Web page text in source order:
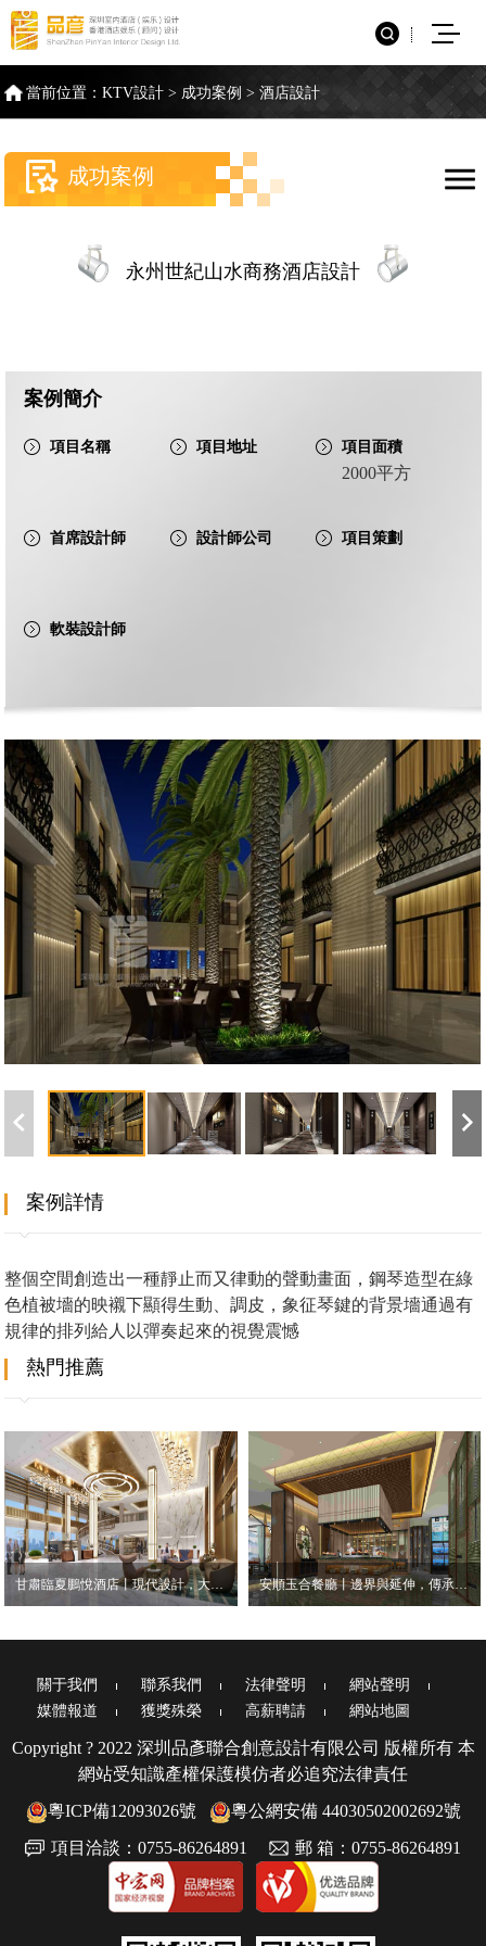
當前位置：KTV設計 > 成功案例 >酒店設計
成功案例
永州世紀山水商務酒店設計
案例簡介
項目名稱 項目地址 項目面積
2000平方
首席設計師 設計師公司 項目策劃
軟裝設計師
案例詳情
整個空間創造出一種靜止而又律動的聲動畫面，鋼琴造型在綠
色植被墻的映襯下顯得生動、調皮，象征琴鍵的背景墻通過有
規律的排列給人以彈奏起來的視覺震憾
熱門推薦
甘肅臨夏鵬悅酒店丨現代設計，大氣清雅 安順玉合餐廳丨邊界與延伸，傳承與創新
關于我們 聯系我們 法律聲明
網站聲明
媒體報道
獲獎殊榮 高薪聘請 網站地圖
Copyright ? 2022 深圳品彥聯合創意設計有限公司 版權所有 本
網站受知識產權保護模仿者必追究法律責任
粵ICP備12093026號
粵公網安備 44030502002692號
項目洽談：0755-86264891
郵 箱：0755-86264891